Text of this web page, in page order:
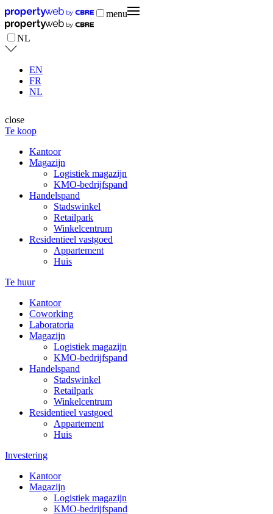
menu
NL
EN
FR
NL
close
Te koop
Kantoor
Magazijn
Logistiek magazijn
KMO-bedrijfspand
Handelspand
Stadswinkel
Retailpark
Winkelcentrum
Residentieel vastgoed
Appartement
Huis
Te huur
Kantoor
Coworking
Laboratoria
Magazijn
Logistiek magazijn
KMO-bedrijfspand
Handelspand
Stadswinkel
Retailpark
Winkelcentrum
Residentieel vastgoed
Appartement
Huis
Investering
Kantoor
Magazijn
Logistiek magazijn
KMO-bedrijfspand